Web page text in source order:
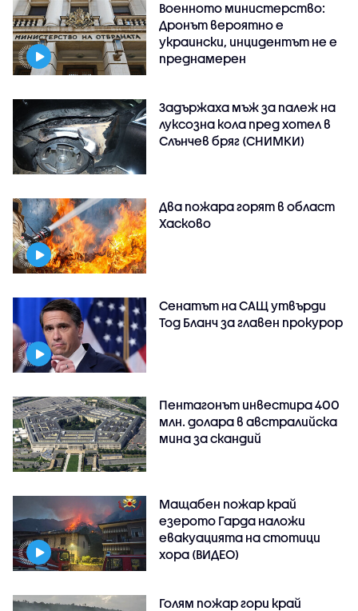
Военното министерство:
Дронът вероятно е
украински, инцидентът не е
преднамерен
Задържаха мъж за палеж на
луксозна кола пред хотел в
Слънчев бряг (СНИМКИ)
Два пожара горят в област
Хасково
Сенатът на САЩ утвърди
Тод Бланч за главен прокурор
Пентагонът инвестира 400
млн. долара в австралийска
мина за скандий
Мащабен пожар край
езерото Гарда наложи
евакуацията на стотици
хора (ВИДЕО)
Голям пожар гори край